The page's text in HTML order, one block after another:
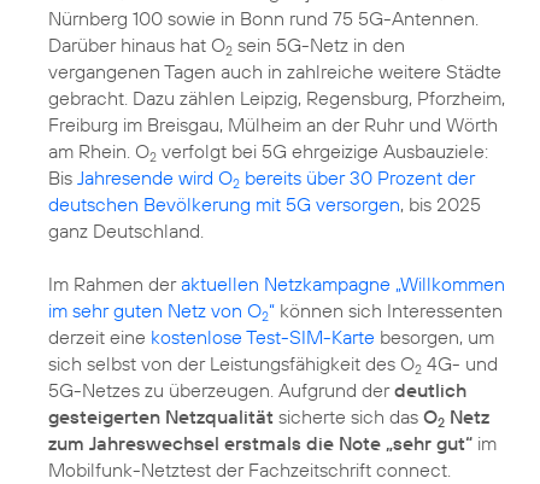
Nürnberg 100 sowie in Bonn rund 75 5G-Antennen.
Darüber hinaus hat O2 sein 5G-Netz in den
vergangenen Tagen auch in zahlreiche weitere Städte
gebracht. Dazu zählen Leipzig, Regensburg, Pforzheim,
Freiburg im Breisgau, Mülheim an der Ruhr und Wörth
am Rhein. O2 verfolgt bei 5G ehrgeizige Ausbauziele:
Bis Jahresende wird O2 bereits über 30 Prozent der
deutschen Bevölkerung mit 5G versorgen, bis 2025
ganz Deutschland.
Im Rahmen deraktuellen Netzkampagne „Willkommen
im sehr guten Netz von O2“ können sich Interessenten
derzeit eine kostenlose Test-SIM-Karte besorgen, um
sich selbst von der Leistungsfähigkeit des O2 4G- und
5G-Netzes zu überzeugen. Aufgrund derdeutlich
gesteigerten Netzqualität sicherte sich das O2 Netz
zum Jahreswechsel erstmals die Note „sehr gut“ im
Mobilfunk-Netztest der Fachzeitschrift connect.